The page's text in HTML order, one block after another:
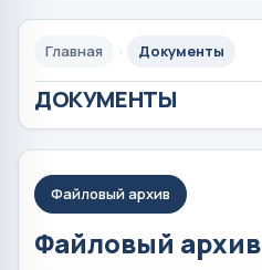
Главная Документы
ДОКУМЕНТЫ
Файловый архив
Файловый архив